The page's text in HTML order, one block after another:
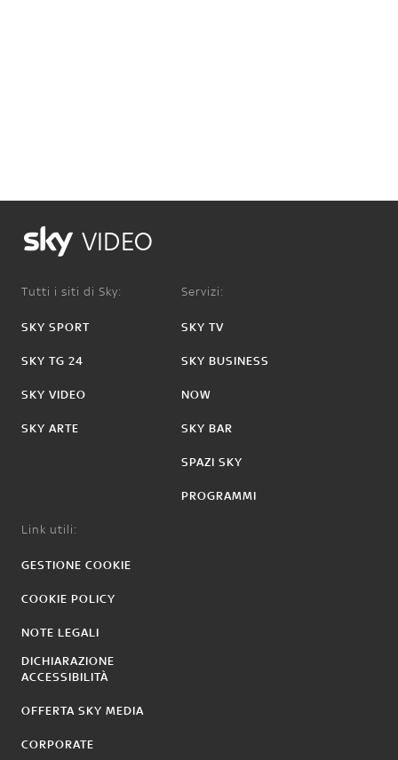
VIDEO
Tutti i siti di Sky:
SKY SPORT
SKY TG 24
SKY VIDEO
SKY ARTE
Servizi:
SKY TV
SKY BUSINESS
NOW
SKY BAR
SPAZI SKY
PROGRAMMI
Link utili:
GESTIONE COOKIE
COOKIE POLICY
NOTE LEGALI
DICHIARAZIONE
ACCESSIBILITÀ
OFFERTA SKY MEDIA
CORPORATE